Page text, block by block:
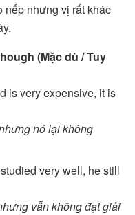
nếp nhưng vị rất khác
(Mặc dù / Tuy
is very expensive, it is
nó lại không
very well, he still
vẫn không đạt giải